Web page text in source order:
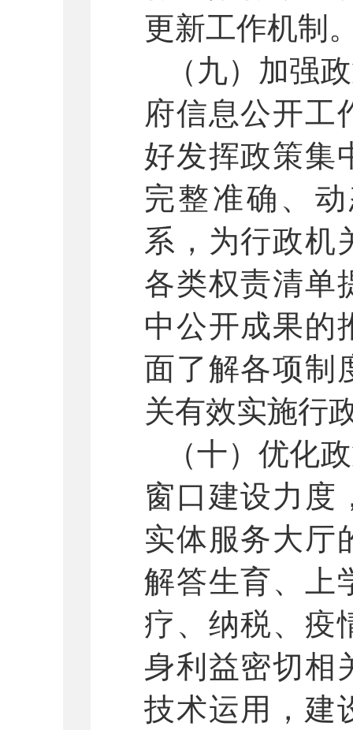
更新工作机制
（九）加强
府信息公开工
好发挥政策集
完整准确、
系，为行政机
各类权责清单
中公开成果的
面了解各项制
关有效实施行
（十）优化
窗口建设力度
实体服务大厅
解答生育、上
疗、纳税、疫
身利益密切相
技术运用，建